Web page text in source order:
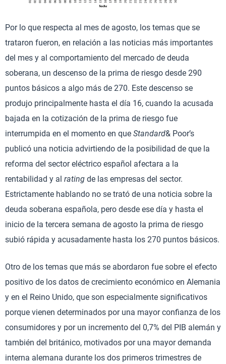
Por lo que respecta al mes de agosto, los temas que se
trataron fueron, en relación a las noticias más importantes
del mes y al comportamiento del mercado de deuda
soberana, un descenso de la prima de riesgo desde 290
puntos básicos a algo más de 270. Este descenso se
produjo principalmente hasta el día 16, cuando la acusada
bajada en la cotización de la prima de riesgo fue
interrumpida en el momento en que Standard& Poor’s
publicó una noticia advirtiendo de la posibilidad de que la
reforma del sector eléctrico español afectara a la
rentabilidad y al rating de las empresas del sector.
Estrictamente hablando no se trató de una noticia sobre la
deuda soberana española, pero desde ese día y hasta el
inicio de la tercera semana de agosto la prima de riesgo
subió rápida y acusadamente hasta los 270 puntos básicos.
Otro de los temas que más se abordaron fue sobre el efecto
positivo de los datos de crecimiento económico en Alemania
y en el Reino Unido, que son especialmente significativos
porque vienen determinados por una mayor confianza de los
consumidores y por un incremento del 0,7% del PIB alemán y
también del británico, motivados por una mayor demanda
interna alemana durante los dos primeros trimestres de